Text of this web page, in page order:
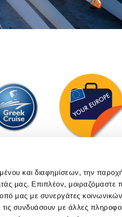
και διαφημίσεων, την
μας. Επιπλέον, μοιραζόμαστε
μας με συνεργάτες
συνδυάσουν με άλλες
Ανδρέα,